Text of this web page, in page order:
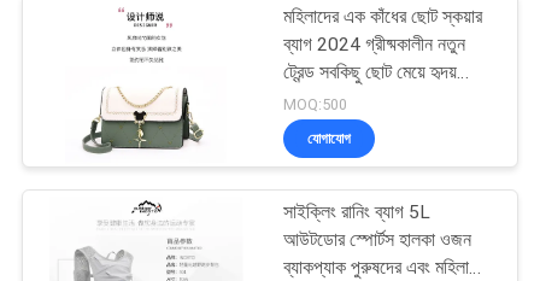
জলরোধী ব্যাকপ্যাক ব্যাগ
মহিলাদের এক কাঁধের ছোট স্কয়ার
ব্যাগ 2024 গ্রীষ্মকালীন নতুন
ট্রেন্ড সবকিছু ছোট মেয়ে হৃদয়
উপহার ব্যাগ
MOQ:500
যোগাযোগ
সাইক্লিং রানিং ব্যাগ 5L
আউটডোর স্পোর্টস হালকা ওজন
ব্যাকপ্যাক পুরুষদের এবং মহিলাদের